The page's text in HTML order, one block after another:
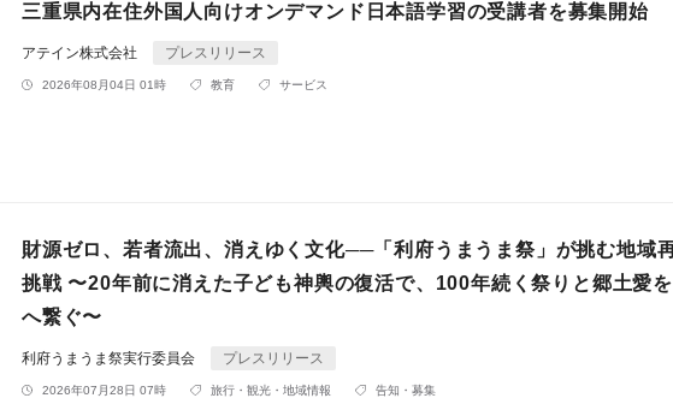
三重県内在住外国人向けオンデマンド日本語学習の受講者を募集開始
アテイン株式会社 プレスリリース
2026年08月04日 01時 教育 サービス
財源ゼロ、若者流出、消えゆく文化──「利府うまうま祭」が挑む地域
挑戦 〜20年前に消えた子ども神輿の復活で、100年続く祭りと郷土愛
へ繋ぐ〜
利府うまうま祭実行委員会 プレスリリース
2026年07月28日 07時 旅行・観光・地域情報 告知・募集